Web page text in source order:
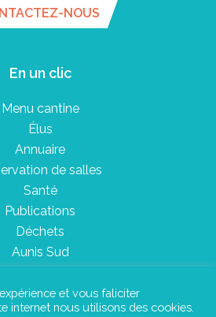
NOUS
En un clic
Menu cantine
Élus
Annuaire
de salles
Santé
Publications
Déchets
Aunis Sud
Plan du site
et vous faliciter
internet nous utilisons des cookies.